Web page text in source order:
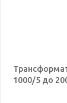
1000/5 до